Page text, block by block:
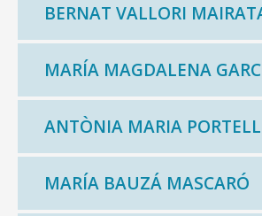
BERNAT VALLORI
MARÍA MAGDALENA
ANTÒNIA MARIA
MARÍA BAUZÁ MASCARÓ